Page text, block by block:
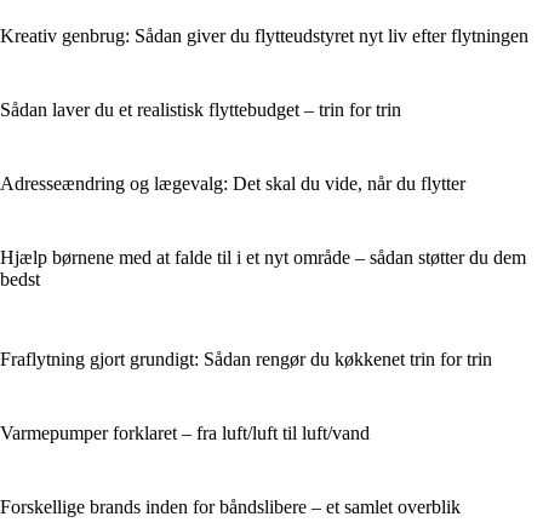
Kreativ genbrug: Sådan giver du flytteudstyret nyt liv efter flytningen
Sådan laver du et realistisk flyttebudget – trin for trin
Adresseændring og lægevalg: Det skal du vide, når du flytter
Hjælp børnene med at falde til i et nyt område – sådan støtter du dem
bedst
Fraflytning gjort grundigt: Sådan rengør du køkkenet trin for trin
Varmepumper forklaret – fra luft/luft til luft/vand
Forskellige brands inden for båndslibere – et samlet overblik